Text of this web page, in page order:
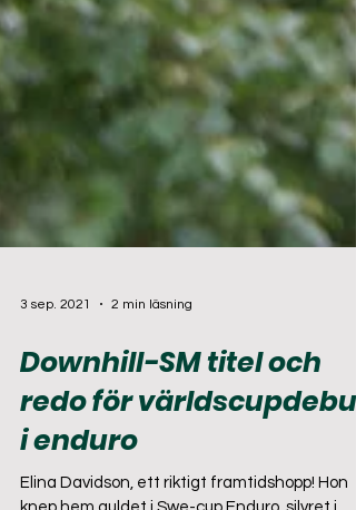
3 sep. 2021 2 min läsning
Downhill-SM titel och
redo för världscupdebut
i enduro